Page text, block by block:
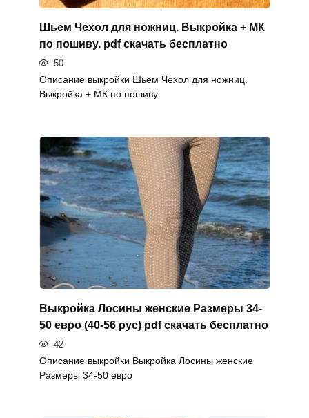
Шьем Чехол для ножниц. Выкройка + МК
по пошиву. pdf скачать бесплатно
50
Описание выкройки Шьем Чехол для ножниц.
Выкройка + МК по пошиву.
Выкройка Лосины женские Размеры 34-
50 евро (40-56 рус) pdf скачать бесплатно
42
Описание выкройки Выкройка Лосины женские
Размеры 34-50 евро